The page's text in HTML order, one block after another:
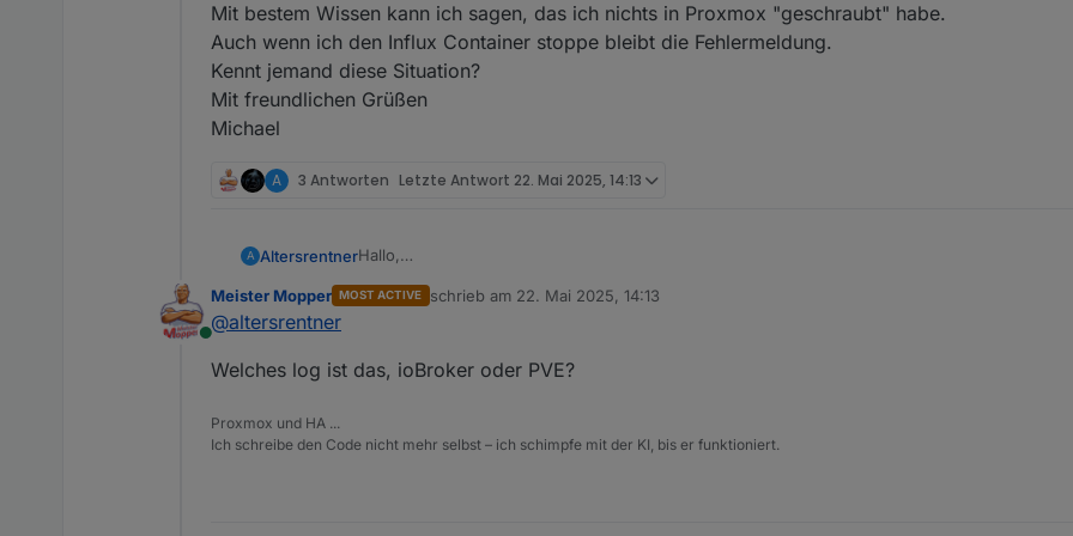
Mit bestem Wissen kann ich sagen, das ich nichts in Proxmox "geschraubt" habe.
Auch wenn ich den Influx Container stoppe bleibt die Fehlermeldung.
Kennt jemand diese Situation?
Mit freundlichen Grüßen
Michael
A 3 Antworten Letzte Antwort 22. Mai 2025, 14:13
A AltersrentnerHallo,
in CTs unter Proxmox recht stabil.
Im Log ist folgende Fehlermeldung zusehen
Auch wenn ich den Influx Container stoppe bleibt die Fehlermeldung.
Online
Meister Mopper MOST ACTIVE schrieb am 22. Mai 2025, 14:13
zuletzt editiert von
@altersrentner
Welches log ist das, ioBroker oder PVE?
Proxmox und HA ...
Ich schreibe den Code nicht mehr selbst – ich schimpfe mit der KI, bis er funktioniert.